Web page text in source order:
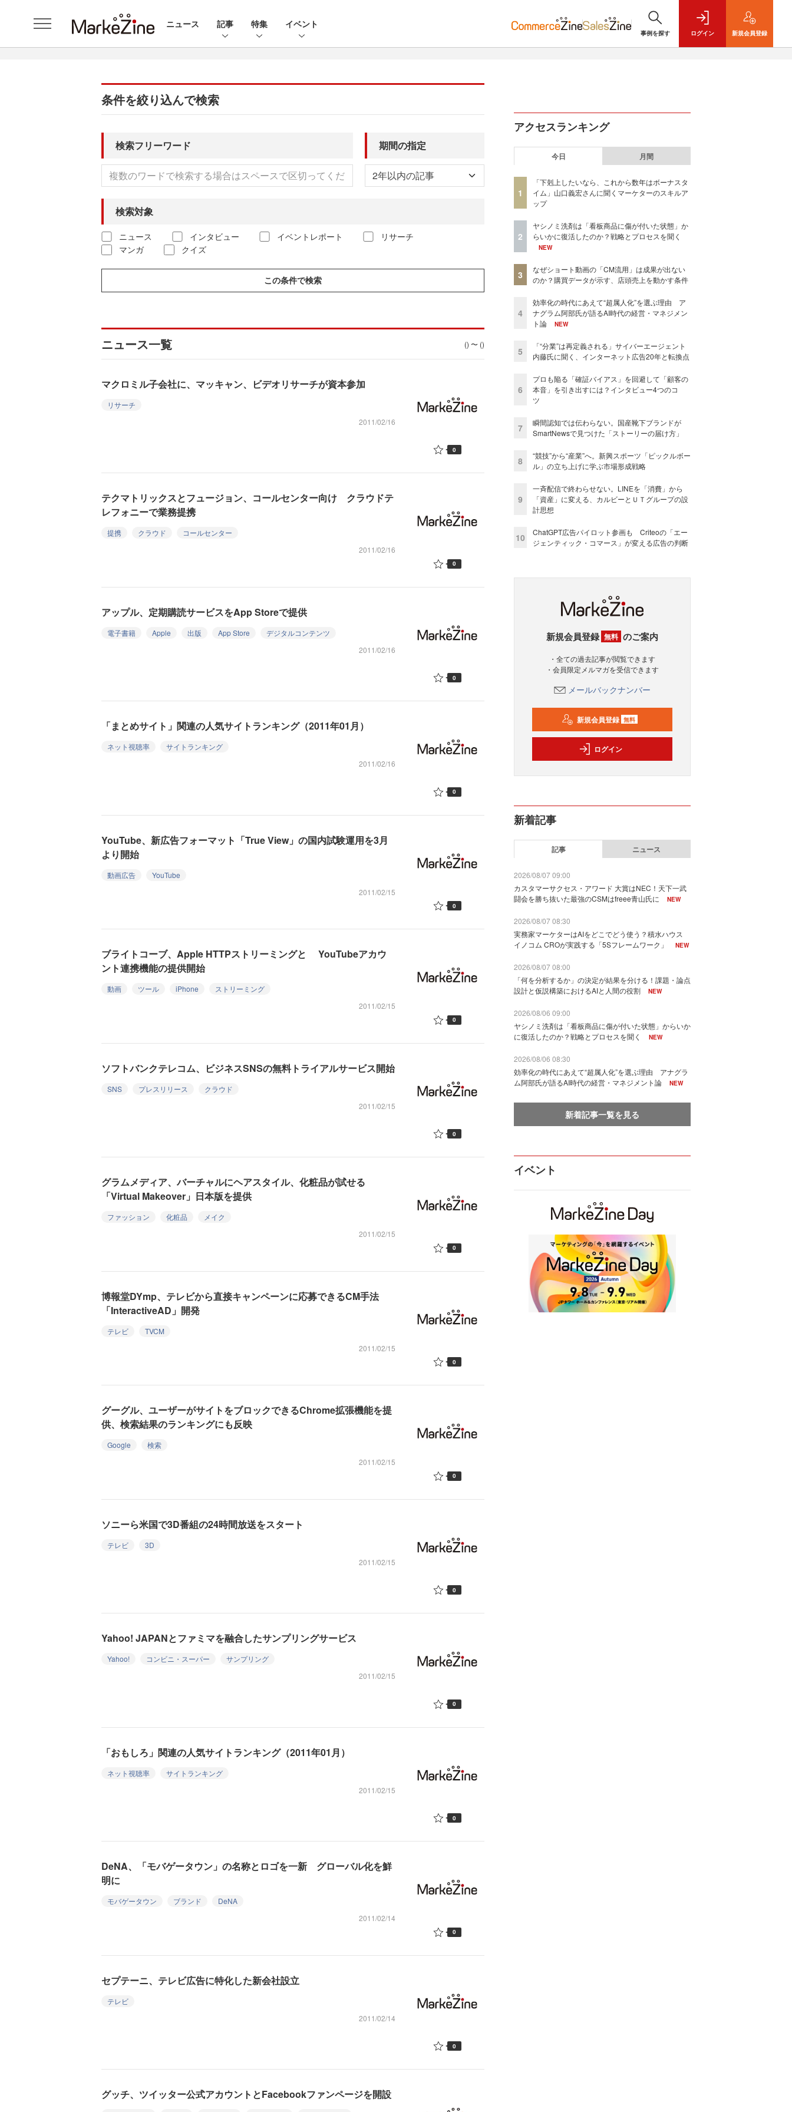
ニュース 記事 特集 イベント
事例を探す ログイン 新規会員登録
条件を絞り込んで検索
検索フリーワード 期間の指定
検索対象
ニュース インタビュー イベントレポート
リサーチ
マンガ
クイズ
この条件で検索
ニュース一覧 () 〜 ()
マクロミル子会社に、マッキャン、ビデオリサーチが資本参加
リサーチ
2011/02/16
0
テクマトリックスとフュージョン、コールセンター向け クラウドテ
レフォニーで業務提携
提携 クラウド
コールセンター
2011/02/16
0
アップル、定期購読サービスをApp Storeで提供
電子書籍 Apple 出版 App Store
デジタルコンテンツ
2011/02/16
0
「まとめサイト」関連の人気サイトランキング（2011年01月）
ネット視聴率
サイトランキング
2011/02/16
0
YouTube、新広告フォーマット「True View」の国内試験運用を3月
より開始
動画広告
YouTube
2011/02/15
0
ブライトコーブ、Apple HTTPストリーミングと YouTubeアカウ
ント連携機能の提供開始
動画 ツール iPhone
ストリーミング
2011/02/15
0
ソフトバンクテレコム、ビジネスSNSの無料トライアルサービス開始
SNS プレスリリース
クラウド
2011/02/15
0
グラムメディア、バーチャルにヘアスタイル、化粧品が試せる
「Virtual Makeover」日本版を提供
ファッション 化粧品
メイク
2011/02/15
0
博報堂DYmp、テレビから直接キャンペーンに応募できるCM手法
「InteractiveAD」開発
テレビ
TVCM
2011/02/15
0
グーグル、ユーザーがサイトをブロックできるChrome拡張機能を提
供、検索結果のランキングにも反映
Google
検索
2011/02/15
0
ソニーら米国で3D番組の24時間放送をスタート
テレビ
3D
2011/02/15
0
Yahoo! JAPANとファミマを融合したサンプリングサービス
Yahoo! コンビニ・スーパー
サンプリング
2011/02/15
0
「おもしろ」関連の人気サイトランキング（2011年01月）
ネット視聴率
サイトランキング
2011/02/15
0
DeNA、「モバゲータウン」の名称とロゴを一新 グローバル化を鮮
明に
モバゲータウン ブランド
DeNA
2011/02/14
0
セプテーニ、テレビ広告に特化した新会社設立
テレビ
2011/02/14
0
グッチ、ツイッター公式アカウントとFacebookファンページを開設
アクセスランキング
今日 月間
1
「下剋上したいなら、これから数年はボーナスタ
イム」山口義宏さんに聞くマーケターのスキルア
ップ
2
ヤシノミ洗剤は「看板商品に傷が付いた状態」か
らいかに復活したのか？戦略とプロセスを聞く
NEW
3
なぜショート動画の「CM流用」は成果が出ない
のか？購買データが示す、店頭売上を動かす条件
4
効率化の時代にあえて“超属人化”を選ぶ理由 ア
ナグラム阿部氏が語るAI時代の経営・マネジメン
ト論
NEW
5
「“分業”は再定義される」サイバーエージェント
内藤氏に聞く、インターネット広告20年と転換点
6
プロも陥る「確証バイアス」を回避して「顧客の
本音」を引き出すには？インタビュー4つのコ
ツ
7
瞬間認知では伝わらない。国産靴下ブランドが
SmartNewsで見つけた「ストーリーの届け方」
8
“競技”から“産業”へ。新興スポーツ「ピックルボー
ル」の立ち上げに学ぶ市場形成戦略
9
一斉配信で終わらせない。LINEを「消費」から
「資産」に変える、カルビーとＵＴグループの設
計思想
10
ChatGPT広告パイロット参画も Criteoの「エー
ジェンティック・コマース」が変える広告の判断
新規会員登録 無料 のご案内
・全ての過去記事が閲覧できます
・会員限定メルマガを受信できます
メールバックナンバー
新規会員登録 無料
ログイン
新着記事
記事 ニュース
2026/08/07 09:00
カスタマーサクセス・アワード 大賞はNEC！天下一武
闘会を勝ち抜いた最強のCSMはfreee青山氏に
NEW
2026/08/07 08:30
実務家マーケターはAIをどこでどう使う？積水ハウス
イノコム CROが実践する「5Sフレームワーク」
NEW
2026/08/07 08:00
「何を分析するか」の決定が結果を分ける！課題・論点
設計と仮説構築におけるAIと人間の役割
NEW
2026/08/06 09:00
ヤシノミ洗剤は「看板商品に傷が付いた状態」からいか
に復活したのか？戦略とプロセスを聞く
NEW
2026/08/06 08:30
効率化の時代にあえて“超属人化”を選ぶ理由 アナグラ
ム阿部氏が語るAI時代の経営・マネジメント論
NEW
新着記事一覧を見る
イベント